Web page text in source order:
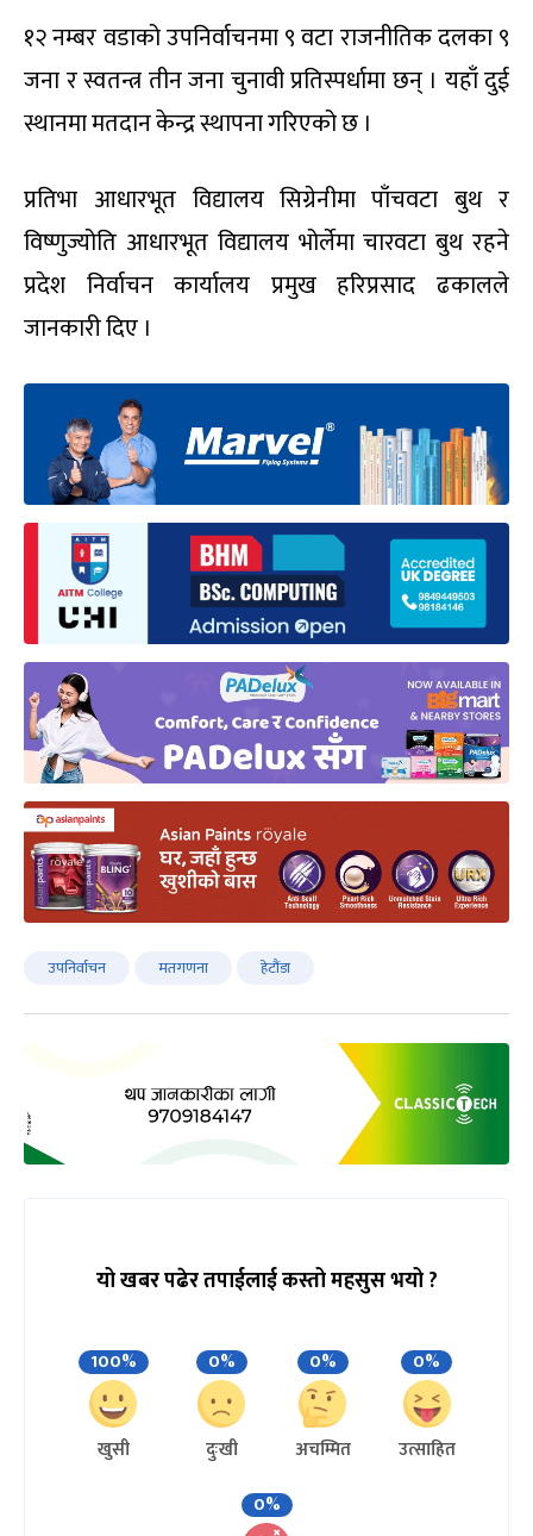
१२ नम्बर वडाको उपनिर्वाचनमा ९ वटा राजनीतिक दलका ९
जना र स्वतन्त्र तीन जना चुनावी प्रतिस्पर्धामा छन् । यहाँ दुई
स्थानमा मतदान केन्द्र स्थापना गरिएको छ ।
प्रतिभा आधारभूत विद्यालय सिग्रेनीमा पाँचवटा बुथ र
विष्णुज्योति आधारभूत विद्यालय भोर्लेमा चारवटा बुथ रहने
प्रदेश निर्वाचन कार्यालय प्रमुख हरिप्रसाद ढकालले
जानकारी दिए ।
उपनिर्वाचन मतगणना हेटौंडा
यो खबर पढेर तपाईलाई कस्तो महसुस भयो ?
100%
खुसी
0%
दुःखी
0%
अचम्मित
0%
उत्साहित
0%